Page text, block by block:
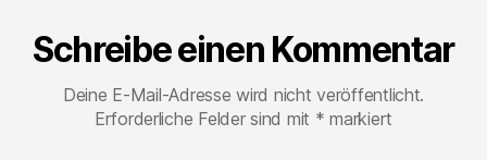
Schreibe einen Kommentar
Deine E-Mail-Adresse wird nicht veröffentlicht.
Erforderliche Felder sind mit * markiert